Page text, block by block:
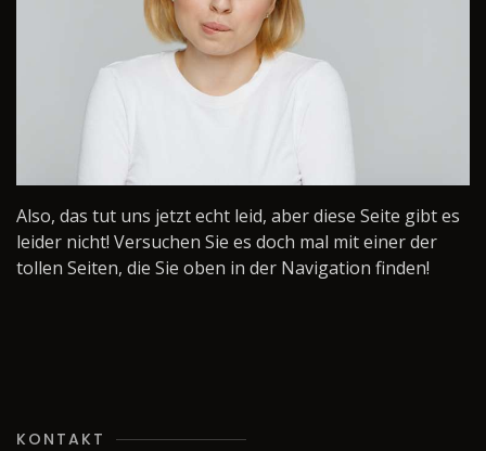
Also, das tut uns jetzt echt leid, aber diese Seite gibt es
leider nicht! Versuchen Sie es doch mal mit einer der
tollen Seiten, die Sie oben in der Navigation finden!
KONTAKT